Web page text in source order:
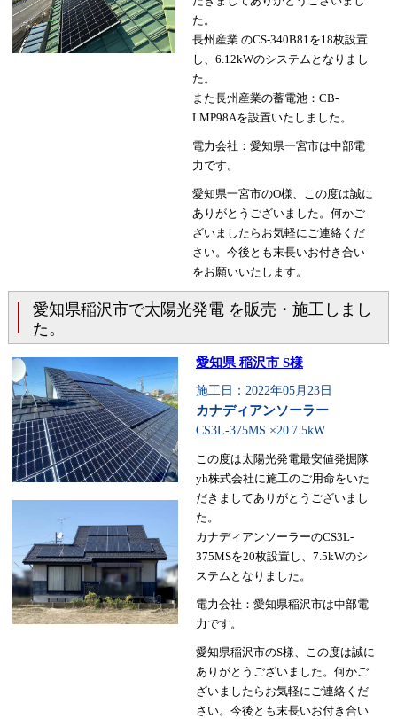
た。
長州産業 のCS-340B81を18枚設置
し、6.12kWのシステムとなりまし
た。
また長州産業の蓄電池：CB-
LMP98Aを設置いたしました。
電力会社：愛知県一宮市は中部電
力です。
愛知県一宮市のO様、この度は誠に
ありがとうございました。何かご
ざいましたらお気軽にご連絡くだ
さい。今後とも末長いお付き合い
をお願いいたします。
愛知県稲沢市で太陽光発電 を販売・施工しまし
た。
愛知県 稲沢市 S様
施工日：2022年05月23日
カナディアンソーラー
CS3L-375MS ×20 7.5kW
この度は太陽光発電最安値発掘隊
yh株式会社に施工のご用命をいた
だきましてありがとうございまし
た。
カナディアンソーラーのCS3L-
375MSを20枚設置し、7.5kWのシ
ステムとなりました。
電力会社：愛知県稲沢市は中部電
力です。
愛知県稲沢市のS様、この度は誠に
ありがとうございました。何かご
ざいましたらお気軽にご連絡くだ
さい。今後とも末長いお付き合い